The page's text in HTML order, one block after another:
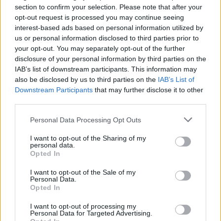
section to confirm your selection. Please note that after your
opt-out request is processed you may continue seeing
interest-based ads based on personal information utilized by
us or personal information disclosed to third parties prior to
your opt-out. You may separately opt-out of the further
disclosure of your personal information by third parties on the
IAB’s list of downstream participants. This information may
also be disclosed by us to third parties on the IAB’s List of
Downstream Participants that may further disclose it to other
Please note that this website/app uses one or more Google
not limited to your visit or usage behaviour. You may click to
grant or deny consent to Google and its third-party tags to
use your data for below specified purposes in below Google
consent section.
Personal Data Processing Opt Outs
I want to opt-out of the Sharing of my
personal data.
Opted In
I want to opt-out of the Sale of my
Personal Data.
Opted In
I want to opt-out of processing my
Personal Data for Targeted Advertising.
A Marica Bábszínháza
Németh Melinda)
A Bethlennek indulása óta fontosak a határontúli
kapcsolatok, így a január végi szokásos Vendégváró